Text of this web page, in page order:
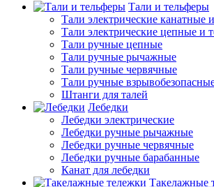
Тали и тельферы
Тали электрические канатные
Тали электрические цепные и
Тали ручные цепные
Тали ручные рычажные
Тали ручные червячные
Тали ручные
Штанги для талей
Лебедки
Лебедки электрические
Лебедки ручные рычажные
Лебедки ручные червячные
Лебедки ручные барабанные
Канат для лебедки
Такелажные